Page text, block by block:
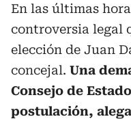
En las últimas
controversia legal
elección de Juan
concejal. Una
Consejo de
postulación,